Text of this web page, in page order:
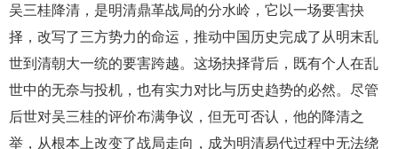
吴三桂降清，是明清鼎革战局的分水岭，它以一场要害抉
择，改写了三方势力的命运，推动中国历史完成了从明末乱
世到清朝大一统的要害跨越。这场抉择背后，既有个人在乱
世中的无奈与投机，也有实力对比与历史趋势的必然。尽管
后世对吴三桂的评价布满争议，但无可否认，他的降清之
举，从根本上改变了战局走向，成为明清易代过程中无法绕